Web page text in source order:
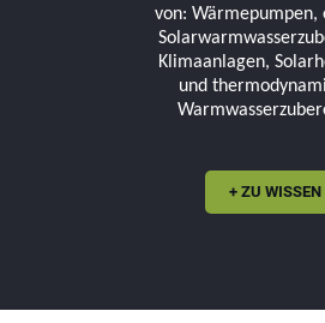
von: Wärmepumpen,
Klimaanlagen,
und
+ ZU WISSEN